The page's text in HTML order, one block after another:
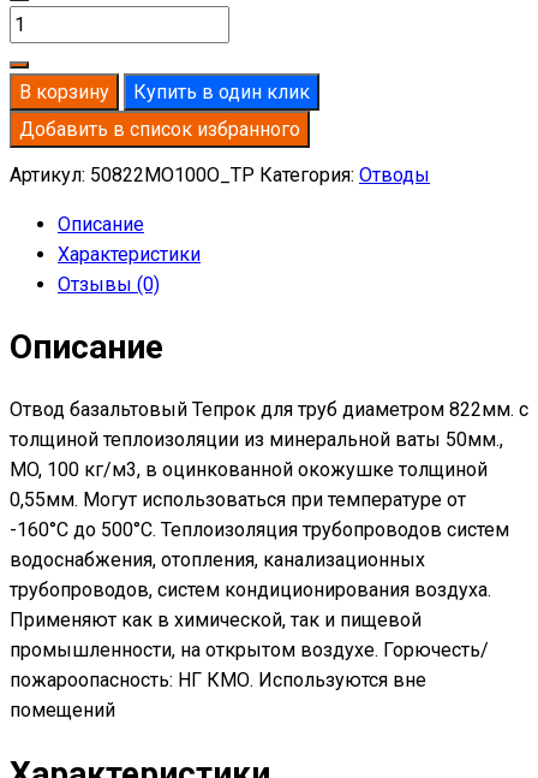
Количество
товара
Отвод
базальтовый
D822-
T50
100
оцинкованной
толщиной
В корзину
Купить в один клик
Добавить в список избранного
Артикул: 50822MO100O_TP Категория: Отводы
Описание
Характеристики
Отзывы (0)
Описание
Отвод базальтовый Тепрок для труб диаметром 822мм. с
толщиной теплоизоляции из минеральной ваты 50мм.,
MO, 100 кг/м3, в оцинкованной окожушке толщиной
0,55мм. Могут использоваться при температуре от
-160°С до 500°С. Теплоизоляция трубопроводов систем
водоснабжения, отопления, канализационных
трубопроводов, систем кондиционирования воздуха.
Применяют как в химической, так и пищевой
промышленности, на открытом воздухе. Горючесть/
пожароопасность: НГ КМО. Используются вне
помещений